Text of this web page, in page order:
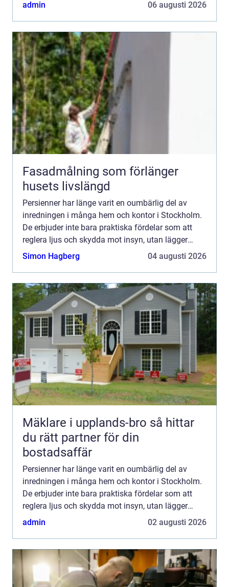
admin 06 augusti 2026
Fasadmålning som förlänger
husets livslängd
Persienner har länge varit en oumbärlig del av
inredningen i många hem och kontor i Stockholm.
De erbjuder inte bara praktiska fördelar som att
reglera ljus och skydda mot insyn, utan lägger
även till en estetisk dimens...
Simon Hagberg 04 augusti 2026
Mäklare i upplands-bro så hittar
du rätt partner för din
bostadsaffär
Persienner har länge varit en oumbärlig del av
inredningen i många hem och kontor i Stockholm.
De erbjuder inte bara praktiska fördelar som att
reglera ljus och skydda mot insyn, utan lägger
även till en estetisk dimens...
admin 02 augusti 2026